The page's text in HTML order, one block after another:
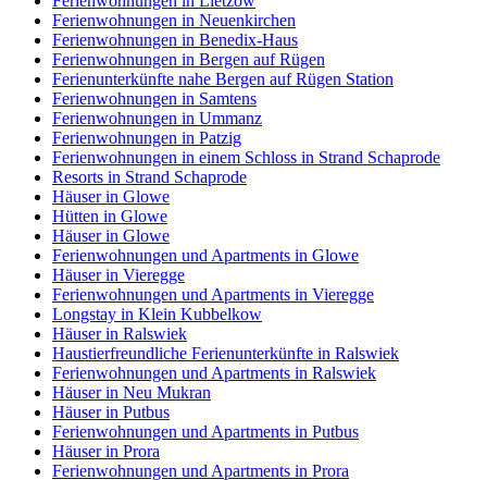
Ferienwohnungen in Neuenkirchen
Ferienwohnungen in Benedix-Haus
Ferienwohnungen in Bergen auf Rügen
Ferienunterkünfte nahe Bergen auf Rügen Station
Ferienwohnungen in Samtens
Ferienwohnungen in Ummanz
Ferienwohnungen in Patzig
Ferienwohnungen in einem Schloss in Strand Schaprode
Resorts in Strand Schaprode
Häuser in Glowe
Hütten in Glowe
Häuser in Glowe
Ferienwohnungen und Apartments in Glowe
Häuser in Vieregge
Ferienwohnungen und Apartments in Vieregge
Longstay in Klein Kubbelkow
Häuser in Ralswiek
Haustierfreundliche Ferienunterkünfte in Ralswiek
Ferienwohnungen und Apartments in Ralswiek
Häuser in Neu Mukran
Häuser in Putbus
Ferienwohnungen und Apartments in Putbus
Häuser in Prora
Ferienwohnungen und Apartments in Prora